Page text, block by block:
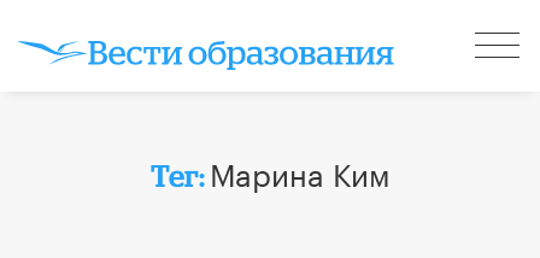
Тег: Марина Ким